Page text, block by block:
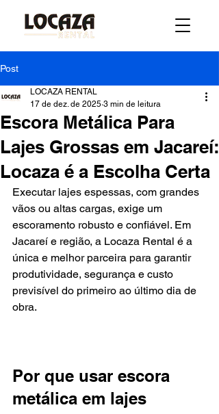
Post
Escora Metálica Para
Lajes Grossas em Jacareí:
Locaza é a Escolha Certa
LOCAZA RENTAL
17 de dez. de 2025 3 min de leitura
Executar lajes espessas, com grandes
vãos ou altas cargas, exige um
escoramento robusto e confiável. Em
Jacareí e região, a Locaza Rental é a
única e melhor parceira para garantir
produtividade, segurança e custo
previsível do primeiro ao último dia de
obra.
Por que usar escora
metálica em lajes